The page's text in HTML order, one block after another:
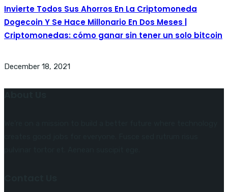
Invierte Todos Sus Ahorros En La Criptomoneda
Dogecoin Y Se Hace Millonario En Dos Meses |
Criptomonedas: cómo ganar sin tener un solo bitcoin
December 18, 2021